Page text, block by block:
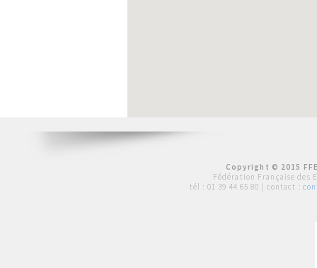
Copyright © 2015
Fédération Française des
tél : 01 39 44 65 80 | contact :